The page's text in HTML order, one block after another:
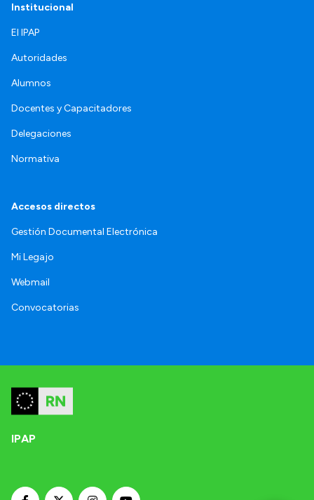
Institucional
El IPAP
Autoridades
Alumnos
Docentes y Capacitadores
Delegaciones
Normativa
Accesos directos
Gestión Documental Electrónica
Mi Legajo
Webmail
Convocatorias
IPAP